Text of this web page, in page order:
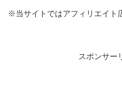
※当サイトではアフィリエイト
スポンサー